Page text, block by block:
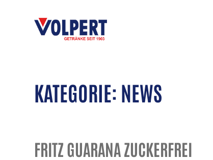
KATEGORIE: NEWS
FRITZ GUARANA ZUCKERFREI